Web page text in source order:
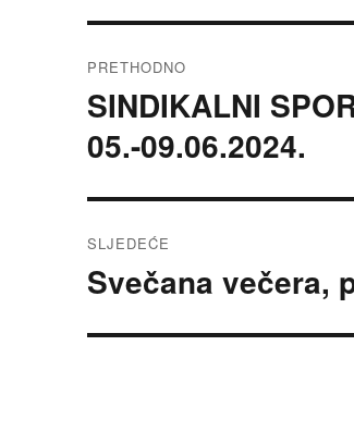
objava
PRETHODNO
Prethodna
objava:
SINDIKALNI
05.-09.06.2024.
SLJEDEĆE
Sljedeća
Svečana večera,